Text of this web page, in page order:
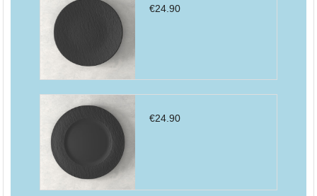
€24.90
€24.90